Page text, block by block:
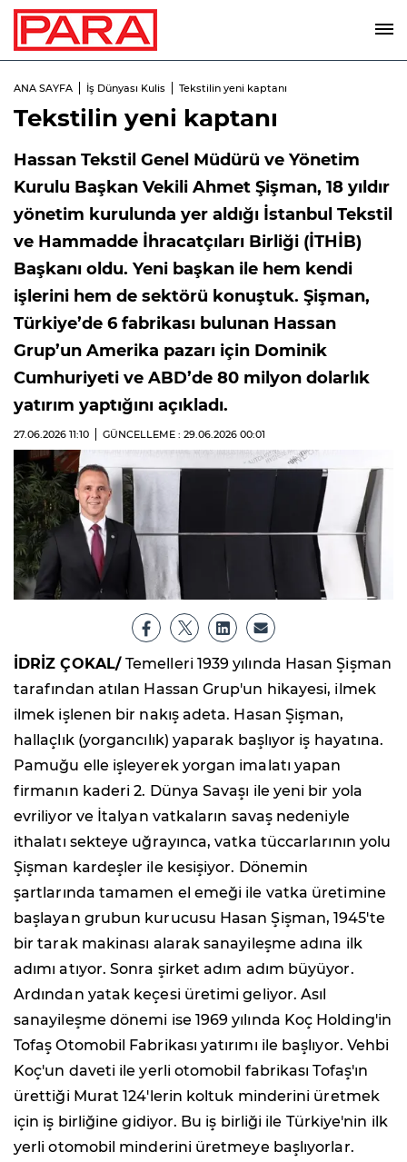
ANA SAYFA İş Dünyası Kulis Tekstilin yeni kaptanı
Tekstilin yeni kaptanı
Hassan Tekstil Genel Müdürü ve Yönetim
Kurulu Başkan Vekili Ahmet Şişman, 18 yıldır
yönetim kurulunda yer aldığı İstanbul Tekstil
ve Hammadde İhracatçıları Birliği (İTHİB)
Başkanı oldu. Yeni başkan ile hem kendi
işlerini hem de sektörü konuştuk. Şişman,
Türkiye’de 6 fabrikası bulunan Hassan
Grup’un Amerika pazarı için Dominik
Cumhuriyeti ve ABD’de 80 milyon dolarlık
yatırım yaptığını açıkladı.
27.06.2026 11:10 GÜNCELLEME : 29.06.2026 00:01
İDRİZ ÇOKAL/Temelleri 1939 yılında Hasan Şişman
tarafından atılan Hassan Grup'un hikayesi, ilmek
ilmek işlenen bir nakış adeta. Hasan Şişman,
hallaçlık (yorgancılık) yaparak başlıyor iş hayatına.
Pamuğu elle işleyerek yorgan imalatı yapan
firmanın kaderi 2. Dünya Savaşı ile yeni bir yola
evriliyor ve İtalyan vatkaların savaş nedeniyle
ithalatı sekteye uğrayınca, vatka tüccarlarının yolu
Şişman kardeşler ile kesişiyor. Dönemin
şartlarında tamamen el emeği ile vatka üretimine
başlayan grubun kurucusu Hasan Şişman, 1945'te
bir tarak makinası alarak sanayileşme adına ilk
adımı atıyor. Sonra şirket adım adım büyüyor.
Ardından yatak keçesi üretimi geliyor. Asıl
sanayileşme dönemi ise 1969 yılında Koç Holding'in
Tofaş Otomobil Fabrikası yatırımı ile başlıyor. Vehbi
Koç'un daveti ile yerli otomobil fabrikası Tofaş'ın
ürettiği Murat 124'lerin koltuk minderini üretmek
için iş birliğine gidiyor. Bu iş birliği ile Türkiye'nin ilk
yerli otomobil minderini üretmeye başlıyorlar.